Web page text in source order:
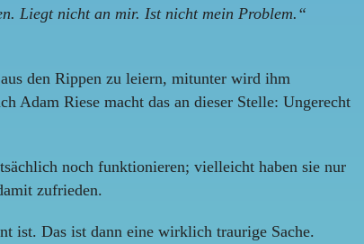
Liegt nicht an mir. Ist nicht mein Problem.“
den Rippen zu leiern, mitunter wird ihm
Adam Riese macht das an dieser Stelle: Ungerecht
noch funktionieren; vielleicht haben sie nur
zufrieden.
ist. Das ist dann eine wirklich traurige Sache.